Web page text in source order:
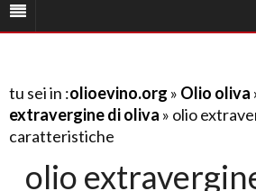
tu sei in :olioevino.org » Olio oliva
extravergine di oliva » olio
caratteristiche
olio